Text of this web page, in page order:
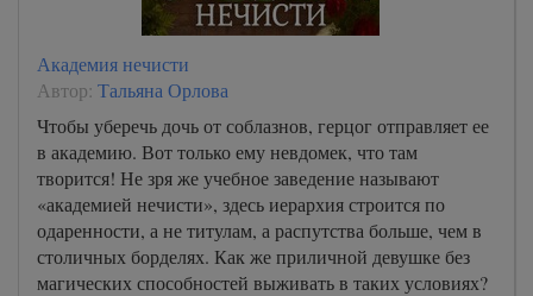
Академия нечисти
Автор: Тальяна Орлова
Чтобы уберечь дочь от соблазнов, герцог отправляет ее
в академию. Вот только ему невдомек, что там
творится! Не зря же учебное заведение называют
«академией нечисти», здесь иерархия строится по
одаренности, а не титулам, а распутства больше, чем в
столичных борделях. Как же приличной девушке без
магических способностей выживать в таких условиях?